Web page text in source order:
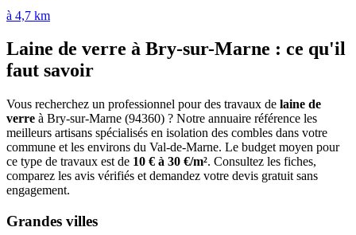
à 4,7 km
Laine de verre à Bry-sur-Marne : ce qu'il
faut savoir
Vous recherchez un professionnel pour des travaux de laine de
verre à Bry-sur-Marne (94360) ? Notre annuaire référence les
meilleurs artisans spécialisés en isolation des combles dans votre
commune et les environs du Val-de-Marne. Le budget moyen pour
ce type de travaux est de 10 € à 30 €/m². Consultez les fiches,
comparez les avis vérifiés et demandez votre devis gratuit sans
engagement.
Grandes villes